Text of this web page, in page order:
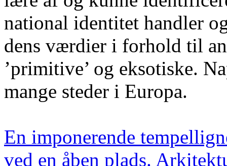
national identitet handler
dens værdier i forhold til
’primitive’ og eksotiske.
mange steder i Europa.
En imponerende
ved en åben plads.